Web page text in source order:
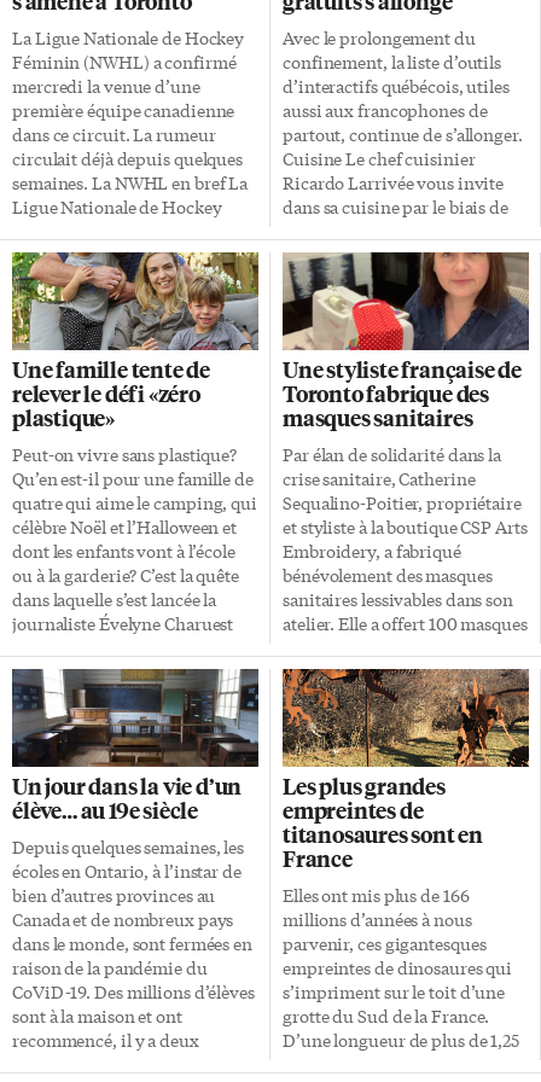
La Ligue Nationale de Hockey
Féminin (NWHL) a confirmé
mercredi la venue d’une
première équipe canadienne
dans ce circuit. La rumeur
circulait déjà depuis quelques
semaines. La NWHL en bref La
Ligue Nationale de Hockey
par l’Américaine Dani Rylan. La
ligue comprend actuellement
cinq équipes: Les Beauts de
Buffalo, Pride de Boston, Whale
du Connecticut, Metropolitain
Riveters et les Whitecaps du
Minnesota. L’équipe torontoise
deviendra donc la 6e équipe du
circuit. Fierté pour Dani Rylan
«L’annonce de notre première
équipe au Canada est un
moment charnière et de fierté
pour la NWHL. Tout le […]
Avec le prolongement du
confinement, la liste d’outils
d’interactifs québécois, utiles
aussi aux francophones de
partout, continue de s’allonger.
Cuisine Le chef cuisinier
Ricardo Larrivée vous invite
dans sa cuisine par le biais de
page Facebook. Plusieurs fois
par semaine, il vous concocte
des recettes. Ricardo offre
également sur son site internet
une variété de recettes à essayer
avec vos enfants. Peut-être de
petits chefs cuisiniers
sommeillent en eux.
Francophonie des Amériques
Pour le mois d’avril et mai, le
Centre de la francophonie des
Amériques propose plusieurs
activités qui plairont autant
aux plus petits qu’aux […]
Une famille tente de
relever le défi «zéro
plastique»
Peut-on vivre sans plastique?
Qu’en est-il pour une famille de
quatre qui aime le camping, qui
célèbre Noël et l’Halloween et
dont les enfants vont à l’école
ou à la garderie? C’est la quête
dans laquelle s’est lancée la
journaliste Évelyne Charuest
documentaire en trois épisodes
qui sera bientôt diffusée sur les
ondes d’Ici Explora. Votre
expérience d’essayer de vivre
sans plastique s’est étendue sur
presque un an. Qu’est-ce qui a
été l’élément déclencheur qui
vous a donné envie de plonger
dans cette aventure? En fait, la
série est basée sur trois
évènements pour autant […]
Une styliste française de
Toronto fabrique des
masques sanitaires
Par élan de solidarité dans la
crise sanitaire, Catherine
Sequalino-Poitier, propriétaire
et styliste à la boutique CSP Arts
Embroidery, a fabriqué
bénévolement des masques
sanitaires lessivables dans son
atelier. Elle a offert 100 masques
nouveau nom de l’hôpital
Toronto East, rue Coxwell),
dans le cadre de leur défi de
fabrication de 1000 masques
par semaine, et 122 masques aux
employées de l’Hôpital pour
enfants de Toronto, Sick Kids.
CSP Arts Embroidery Catherine
Sequalino-Poitier est originaire
de la France et a une vingtaine
d’années d’expérience dans la
haute couture en tant que
styliste spécialisée en broderie
[…]
Un jour dans la vie d’un
élève… au 19e siècle
Depuis quelques semaines, les
écoles en Ontario, à l’instar de
bien d’autres provinces au
Canada et de nombreux pays
dans le monde, sont fermées en
raison de la pandémie du
CoViD-19. Des millions d’élèves
sont à la maison et ont
recommencé, il y a deux
Les plus grandes
empreintes de
titanosaures sont en
France
Elles ont mis plus de 166
millions d’années à nous
parvenir, ces gigantesques
empreintes de dinosaures qui
s’impriment sur le toit d’une
grotte du Sud de la France.
D’une longueur de plus de 1,25